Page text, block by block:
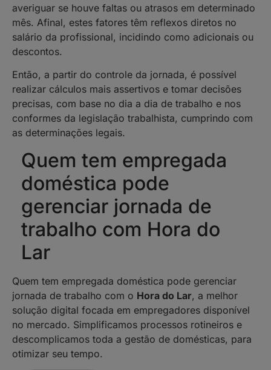
averiguar se houve faltas ou atrasos em determinado
mês. Afinal, estes fatores têm reflexos diretos no
salário da profissional, incidindo como adicionais ou
descontos.
Então, a partir do controle da jornada, é possível
realizar cálculos mais assertivos e tomar decisões
precisas, com base no dia a dia de trabalho e nos
conformes da legislação trabalhista, cumprindo com
as determinações legais.
Quem tem empregada
doméstica pode
gerenciar jornada de
trabalho com Hora do
Lar
Quem tem empregada doméstica pode gerenciar
jornada de trabalho com o Hora do Lar, a melhor
solução digital focada em empregadores disponível
no mercado. Simplificamos processos rotineiros e
descomplicamos toda a gestão de domésticas, para
otimizar seu tempo.